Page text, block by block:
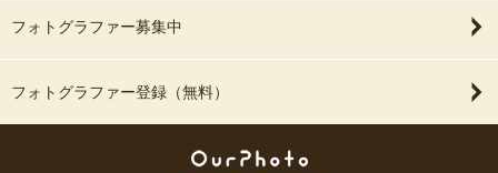
フォトグラファー募集中
フォトグラファー登録（無料）